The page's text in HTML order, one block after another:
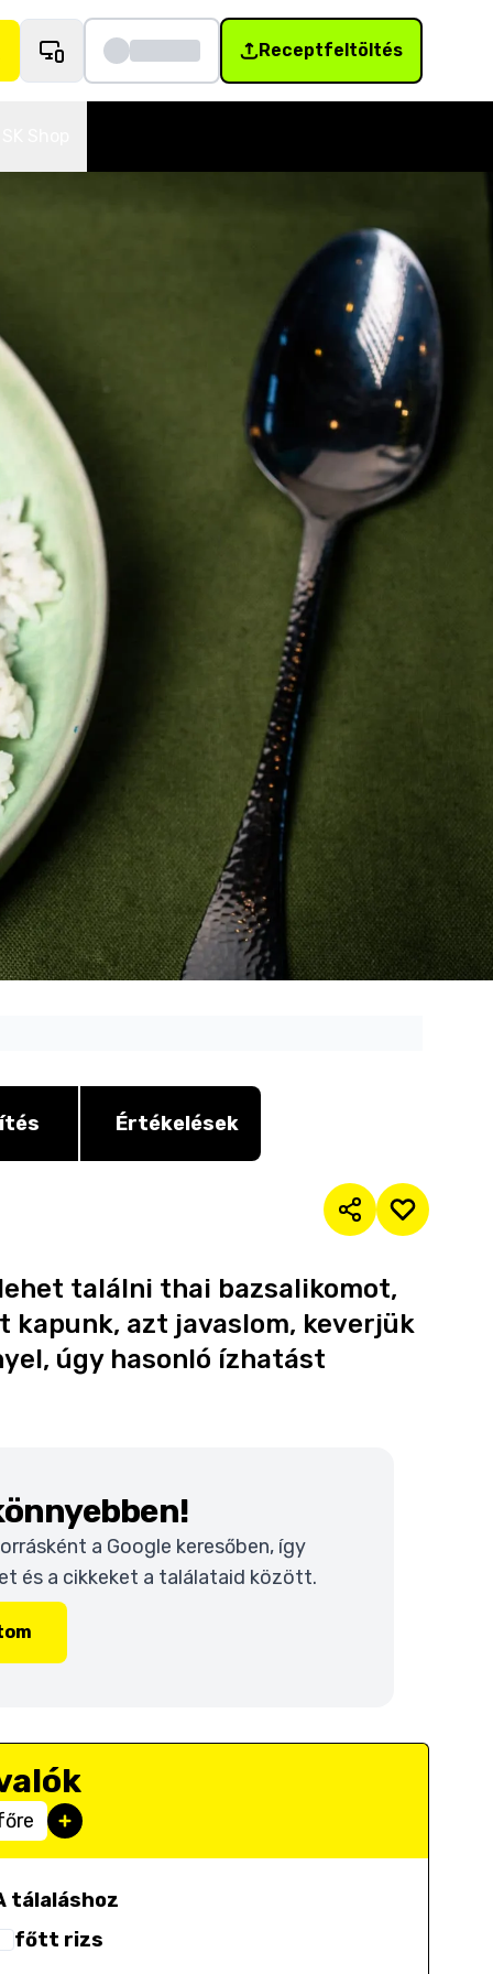
Receptfeltöltés
Értékelések
találni thai bazsalikomot,
kapunk, azt javaslom, keverjük
úgy hasonló ízhatást
a Google keresőben, így
és a cikkeket a találataid között.
tálaláshoz
főtt rizs